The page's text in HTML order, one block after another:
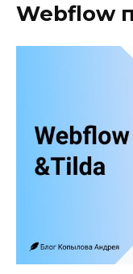
Webflow